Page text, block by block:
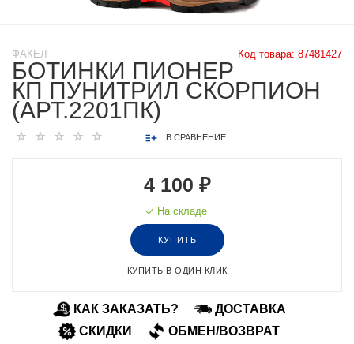
Код товара: 87481427
ФАКЕЛ
БОТИНКИ ПИОНЕР
КП ПУНИТРИЛ СКОРПИОН
(АРТ.2201ПК)
В СРАВНЕНИЕ
4 100 ₽
На складе
КУПИТЬ
КУПИТЬ В ОДИН КЛИК
КАК ЗАКАЗАТЬ?
ДОСТАВКА
СКИДКИ
ОБМЕН/ВОЗВРАТ